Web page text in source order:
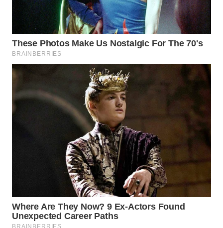
WN
INDRAMAYU
WN
WN
MAJALENGKA
WN
PURWAKARTA